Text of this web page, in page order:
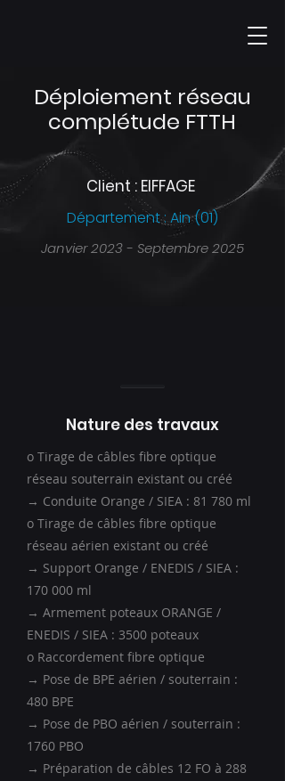
Déploiement réseau
complétude FTTH
Client : EIFFAGE
Département : Ain (01)
Janvier 2023 - Septembre 2025
Nature des travaux
o Tirage de câbles fibre optique
réseau souterrain existant ou créé
→ Conduite Orange / SIEA : 81 780 ml
o Tirage de câbles fibre optique
réseau aérien existant ou créé
→ Support Orange / ENEDIS / SIEA :
170 000 ml
→ Armement poteaux ORANGE /
ENEDIS / SIEA : 3500 poteaux
o Raccordement fibre optique
→ Pose de BPE aérien / souterrain :
480 BPE
→ Pose de PBO aérien / souterrain :
1760 PBO
→ Préparation de câbles 12 FO à 288